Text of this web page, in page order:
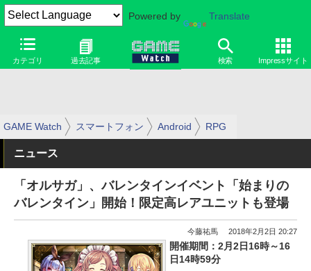
Powered by Translate
カテゴリ 過去記事 検索 Impressサイト
GAME Watch スマートフォン Android RPG
ニュース
「オルサガ」、バレンタインイベント「始まりの
バレンタイン」開始！限定高レアユニットも登場
今藤祐馬 2018年2月2日 20:27
開催期間：2月2日16時～16
日14時59分